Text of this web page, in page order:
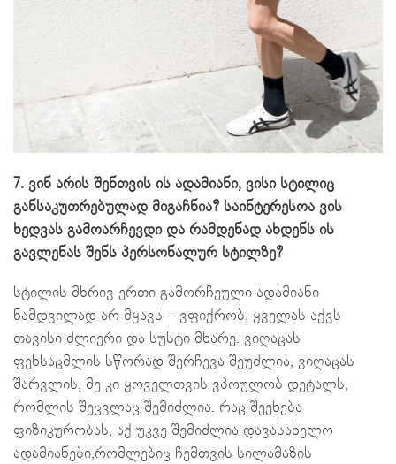
7. ვინ არის შენთვის ის ადამიანი, ვისი სტილიც
განსაკუთრებულად მიგაჩნია? საინტერესოა ვის
ხედვას გამოარჩევდი და რამდენად ახდენს ის
გავლენას შენს პერსონალურ სტილზე?
სტილის მხრივ ერთი გამორჩეული ადამიანი
ნამდვილად არ მყავს – ვფიქრობ, ყველას აქვს
თავისი ძლიერი და სუსტი მხარე. ვიღაცას
ფეხსაცმლის სწორად შერჩევა შეუძლია, ვიღაცას
შარვლის, მე კი ყოველთვის ვპოულობ დეტალს,
რომლის შეცვლაც შემიძლია. რაც შეეხება
ფიზიკურობას, აქ უკვე შემიძლია დავასახელო
ადამიანები,რომლებიც ჩემთვის სილამაზის